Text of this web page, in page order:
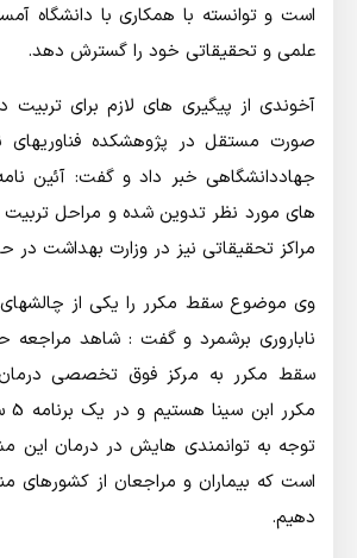
است و توانسته با همکاری با دانشگاه
علمی و تحقیقاتی خود را گسترش دهد.
آخوندی از پیگیری های لازم برای تربیت
صورت مستقل در پژوهشکده فناوریهای
جهاددانشگاهی خبر داد و گفت: آئین
های مورد نظر تدوین شده و مراحل تربیت
مراکز تحقیقاتی نیز در وزارت بهداشت در
وی موضوع سقط مکرر را یکی از
سقط مکرر به مرکز فوق تخصصی درمان
توجه به توانمندی هایش در درمان این
است که بیماران و مراجعان از کشورهای
دهیم.